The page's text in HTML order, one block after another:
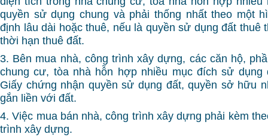
quyền sử dụng chung và phải thống nhất theo một
định lâu dài hoặc thuê, nếu là quyền sử dụng đất thuê
thời hạn thuê đất.
3. Bên mua nhà, công trình xây dựng, các căn hộ,
chung cư, tòa nhà hỗn hợp nhiều mục đích sử
Giấy chứng nhận quyền sử dụng đất, quyền sở hữu
gắn liền với đất.
4. Việc mua bán nhà, công trình xây dựng phải kèm
trình xây dựng.